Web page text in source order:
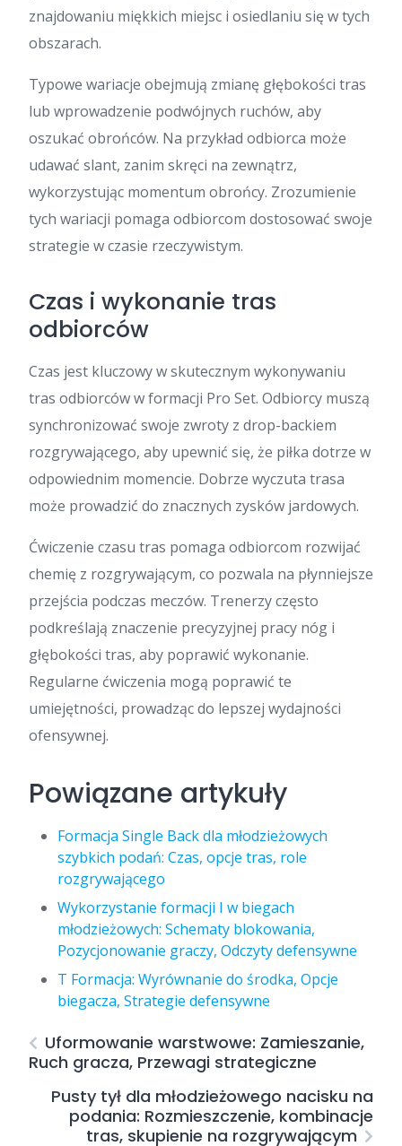
znajdowaniu miękkich miejsc i osiedlaniu się w tych
obszarach.
Typowe wariacje obejmują zmianę głębokości tras
lub wprowadzenie podwójnych ruchów, aby
oszukać obrońców. Na przykład odbiorca może
udawać slant, zanim skręci na zewnątrz,
wykorzystując momentum obrońcy. Zrozumienie
tych wariacji pomaga odbiorcom dostosować swoje
strategie w czasie rzeczywistym.
Czas i wykonanie tras
odbiorców
Czas jest kluczowy w skutecznym wykonywaniu
tras odbiorców w formacji Pro Set. Odbiorcy muszą
synchronizować swoje zwroty z drop-backiem
rozgrywającego, aby upewnić się, że piłka dotrze w
odpowiednim momencie. Dobrze wyczuta trasa
może prowadzić do znacznych zysków jardowych.
Ćwiczenie czasu tras pomaga odbiorcom rozwijać
chemię z rozgrywającym, co pozwala na płynniejsze
przejścia podczas meczów. Trenerzy często
podkreślają znaczenie precyzyjnej pracy nóg i
głębokości tras, aby poprawić wykonanie.
Regularne ćwiczenia mogą poprawić te
umiejętności, prowadząc do lepszej wydajności
ofensywnej.
Powiązane artykuły
Formacja Single Back dla młodzieżowych
szybkich podań: Czas, opcje tras, role
rozgrywającego
Wykorzystanie formacji I w biegach
młodzieżowych: Schematy blokowania,
Pozycjonowanie graczy, Odczyty defensywne
T Formacja: Wyrównanie do środka, Opcje
biegacza, Strategie defensywne
Uformowanie warstwowe: Zamieszanie,
Ruch gracza, Przewagi strategiczne
Pusty tył dla młodzieżowego nacisku na
podania: Rozmieszczenie, kombinacje
tras, skupienie na rozgrywającym